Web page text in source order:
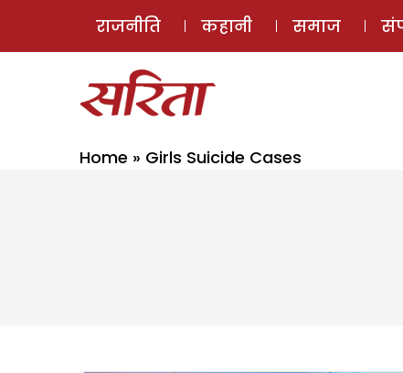
राजनीति कहानी समाज
Home » Girls Suicide Cases